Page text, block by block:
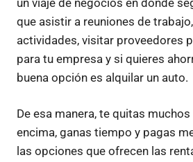
que asistir a reuniones de
actividades, visitar proveedores
para tu empresa y si quieres
buena opción es alquilar un auto.
De esa manera, te quitas
encima, ganas tiempo y pagas
las opciones que ofrecen las